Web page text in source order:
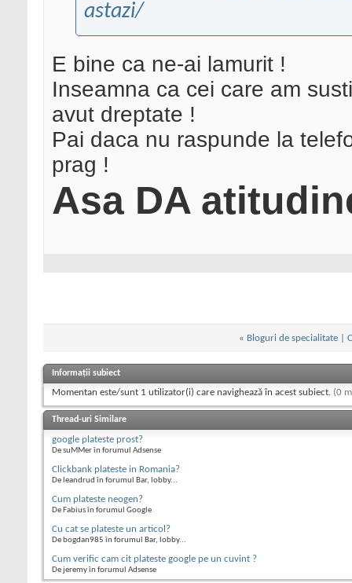
astazi/
E bine ca ne-ai lamurit !
Inseamna ca cei care am
avut dreptate !
Pai daca nu raspunde la
prag !
Asa DA
« Bloguri de specialitate
Informații subiect
Momentan este/sunt 1 utilizator(i) care navighează în acest subiect. (0
Thread-uri Similare
google plateste prost?
De suMMer în forumul Adsense
Clickbank plateste in Romania?
De leandrud în forumul Bar, lobby...
Cum plateste neogen?
De Fabius în forumul Google
Cu cat se plateste un articol?
De bogdan985 în forumul Bar, lobby...
Cum verific cam cit plateste google pe un cuvint ?
De jeremy în forumul Adsense